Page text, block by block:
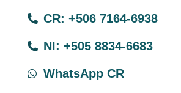
CR: +506 7164-6938
NI: +505 8834-6683
WhatsApp CR